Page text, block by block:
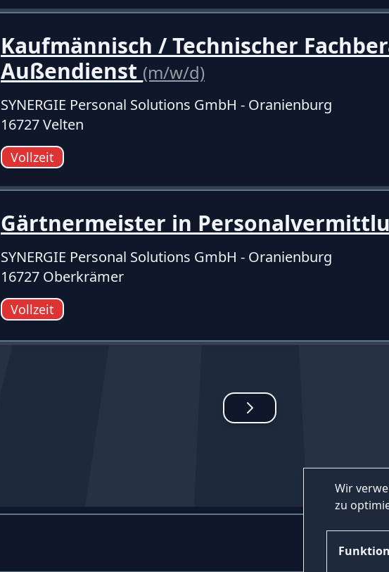
Wir
zu
Kaufmännisch / Technischer
Außendienst (m/w/d)
SYNERGIE Personal Solutions GmbH - Oranienburg
16727 Velten
Vollzeit
Gärtnermeister in
SYNERGIE Personal Solutions GmbH - Oranienburg
16727 Oberkrämer
Vollzeit